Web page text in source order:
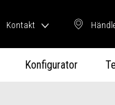
Kontakt
Konfigurator